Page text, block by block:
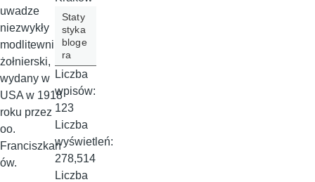
uwadze
niezwykły
modlitewnik
żołnierski,
wydany w
USA w 1918
roku przez
oo.
Franciszkan
ów.
Staty
styka
bloge
ra
Liczba
wpisów:
123
Liczba
wyświetleń:
278,514
Liczba